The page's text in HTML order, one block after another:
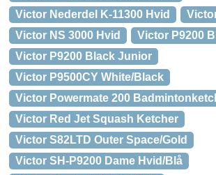
Victor Nederdel K-11300 Hvid
Victor NS 3000 Hvid
Victor P9200
Victor P9200 Black Junior
Victor P9500CY White/Black
Victor Powermate 200
Victor Red Jet Squash Ketcher
Victor S82LTD Outer Space/Gold
Victor SH-P9200 Dame Hvid/Blå